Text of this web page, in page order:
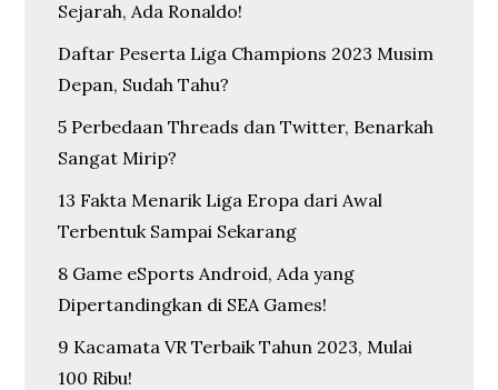
Sejarah, Ada Ronaldo!
Daftar Peserta Liga Champions 2023 Musim
Depan, Sudah Tahu?
5 Perbedaan Threads dan Twitter, Benarkah
Sangat Mirip?
13 Fakta Menarik Liga Eropa dari Awal
Terbentuk Sampai Sekarang
8 Game eSports Android, Ada yang
Dipertandingkan di SEA Games!
9 Kacamata VR Terbaik Tahun 2023, Mulai
100 Ribu!